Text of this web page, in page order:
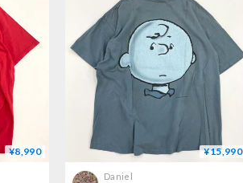
¥8,990 ¥15,990
Daniel